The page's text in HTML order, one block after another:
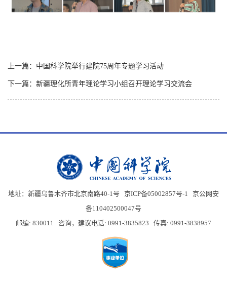
上一篇：中国科学院举行建院75周年专题学习活动
下一篇：新疆理化所青年理论学习小组召开理论学习交流会
地址：新疆乌鲁木齐市北京南路40-1号 京ICP备05002857号-1 京公网安
备110402500047号
邮编: 830011 咨询，建议电话: 0991-3835823 传真: 0991-3838957